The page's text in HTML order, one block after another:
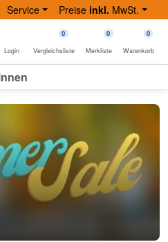
Service Preise inkl. MwSt.
Login
0
Vergleichsliste
0
Merkliste
0
Warenkorb